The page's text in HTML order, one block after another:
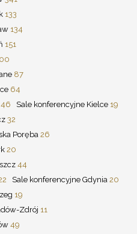
133
134
151
87
64
46 Sale konferencyjne Kielce 19
32
Poręba 26
20
44
Sale konferencyjne Gdynia 20
19
Zdrój 11
49